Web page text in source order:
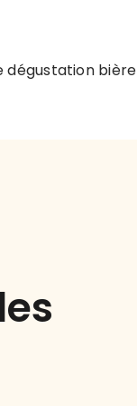
dégustation bière